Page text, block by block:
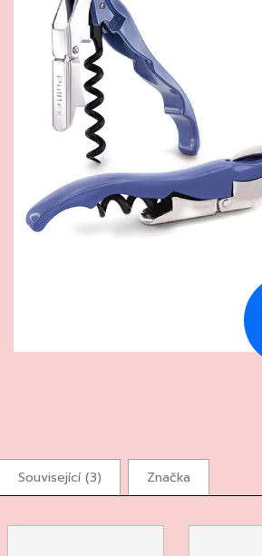
Související (3) Značka
Doporučujeme
CHATELDON, VODA PERLIVÁ